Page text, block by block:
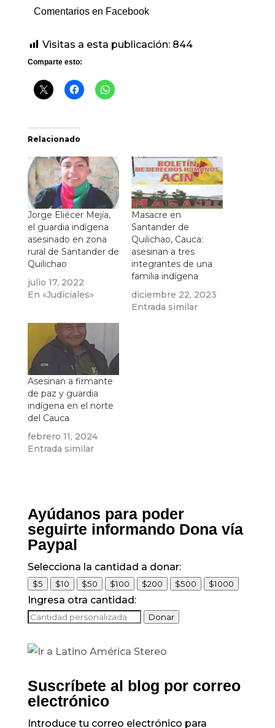
Comentarios en Facebook
Visitas a esta publicación: 844
Comparte esto:
Relacionado
Jorge Eliécer Mejía,
el guardia indígena
asesinado en zona
rural de Santander de
Quilichao
julio 17, 2022
En «Judiciales»
Masacre en
Santander de
Quilichao, Cauca:
asesinan a tres
integrantes de una
familia indígena
diciembre 22, 2023
Entrada similar
Asesinan a firmante
de paz y guardia
indígena en el norte
del Cauca
febrero 11, 2024
Entrada similar
Ayúdanos para poder
seguirte informando Dona vía
Paypal
Selecciona la cantidad a donar:
$5 $10 $50 $100 $200 $500 $1000
Ingresa otra cantidad:
Donar
Suscríbete al blog por correo
electrónico
Introduce tu correo electrónico para